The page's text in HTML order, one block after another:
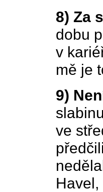
8) Za
dobu
v
mě je
9)
ve